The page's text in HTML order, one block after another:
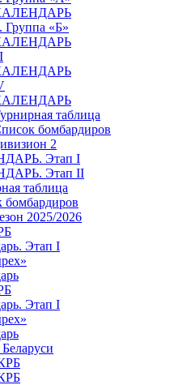
Группа «Б»
таблица
бомбардиров
2
Этап I
Этап II
таблица
бомбардиров
2025/2026
Этап I
Этап I